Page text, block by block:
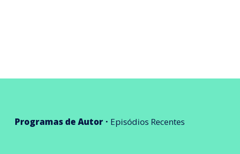
Programas de Autor Episódios Recentes